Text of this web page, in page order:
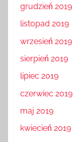
grudzień 2019
listopad 2019
wrzesień 2019
sierpień 2019
lipiec 2019
czerwiec 2019
maj 2019
kwiecień 2019